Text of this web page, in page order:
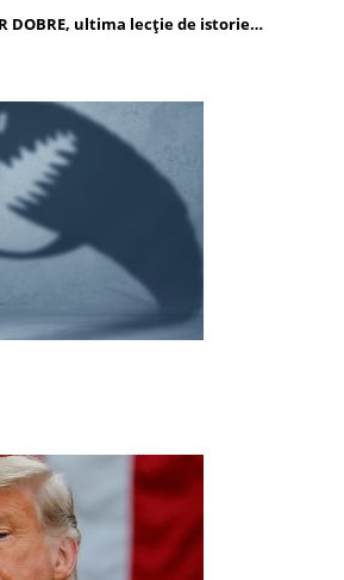
DOBRE, ultima lecţie de istorie…